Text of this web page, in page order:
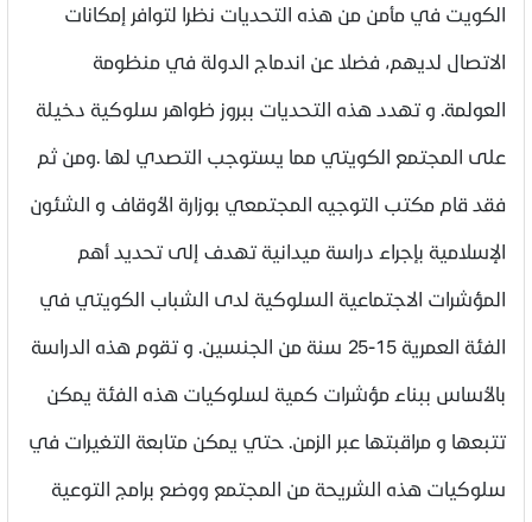
الكويت في مأمن من هذه التحديات نظرا لتوافر إمكانات
الاتصال لديهم، فضلا عن اندماج الدولة في منظومة
العولمة. و تهدد هذه التحديات ببروز ظواهر سلوكية دخيلة
على المجتمع الكويتي مما يستوجب التصدي لها .ومن ثم
فقد قام مكتب التوجيه المجتمعي بوزارة الأوقاف و الشئون
الإسلامية بإجراء دراسة ميدانية تهدف إلى تحديد أهم
المؤشرات الاجتماعية السلوكية لدى الشباب الكويتي في
الفئة العمرية 15-25 سنة من الجنسين. و تقوم هذه الدراسة
بالأساس ببناء مؤشرات كمية لسلوكيات هذه الفئة يمكن
تتبعها و مراقبتها عبر الزمن. حتي يمكن متابعة التغيرات في
سلوكيات هذه الشريحة من المجتمع ووضع برامج التوعية